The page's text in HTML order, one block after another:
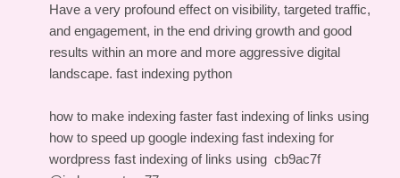
Have a very profound effect on visibility, targeted traffic,
and engagement, in the end driving growth and good
results within an more and more aggressive digital
landscape. fast indexing python
how to make indexing faster fast indexing of links using
how to speed up google indexing fast indexing for
wordpress fast indexing of links using cb9ac7f